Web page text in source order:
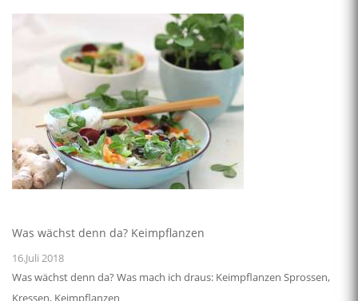
Was wächst denn da? Keimpflanzen
16.Juli 2018
Was wächst denn da? Was mach ich draus: Keimpflanzen Sprossen,
Kressen, Keimpflanzen